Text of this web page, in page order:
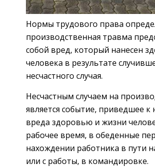
Нормы трудового права
производственная травма
собой вред, который нанесен
человека в результате
несчастного случая.
Несчастным случаем на
является событие, приведшее к
вреда здоровью и жизни
рабочее время, в обеденные
нахождении работника в пути
или с работы, в командировке.